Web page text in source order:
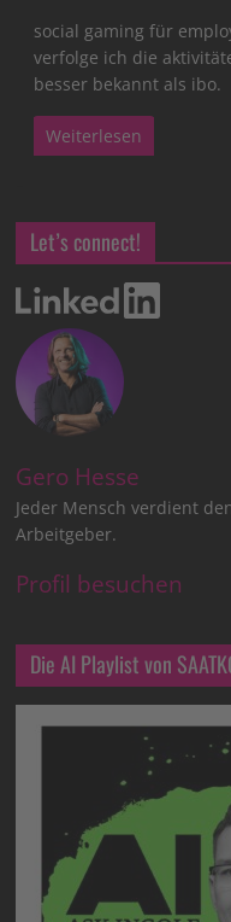
social gaming für
verfolge ich die
besser bekannt als ibo.
Weiterlesen
Let’s connect!
Gero Hesse
Jeder Mensch verdient
Arbeitgeber.
Profil besuchen
Die AI Playlist von